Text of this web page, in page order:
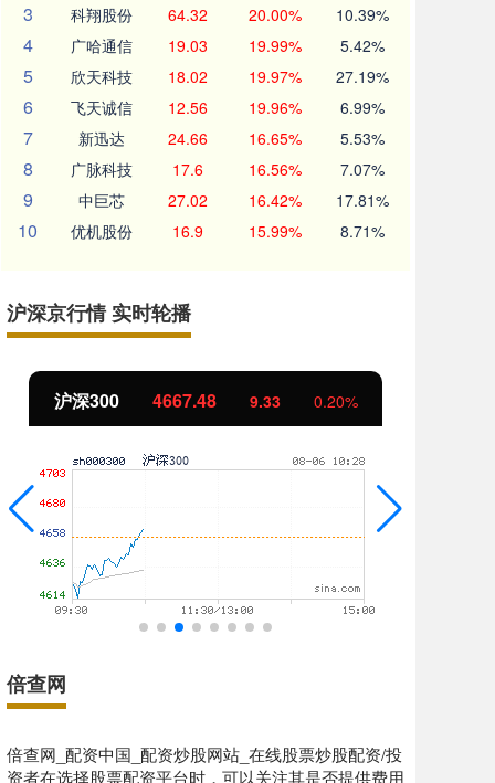
3 科翔股份 64.32 20.00% 10.39%
4 广哈通信 19.03 19.99% 5.42%
5 欣天科技 18.02 19.97% 27.19%
6 飞天诚信 12.56 19.96% 6.99%
7 新迅达 24.66 16.65% 5.53%
8 广脉科技 17.6 16.56% 7.07%
9 中巨芯 27.02 16.42% 17.81%
10 优机股份 16.9 15.99% 8.71%
沪深京行情 实时轮播
北证50 1125.33 5.87 0.52%
倍查网
倍查网_配资中国_配资炒股网站_在线股票炒股配资/投
资者在选择股票配资平台时，可以关注其是否提供费用